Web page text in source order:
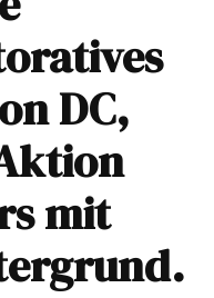
DC,
mit